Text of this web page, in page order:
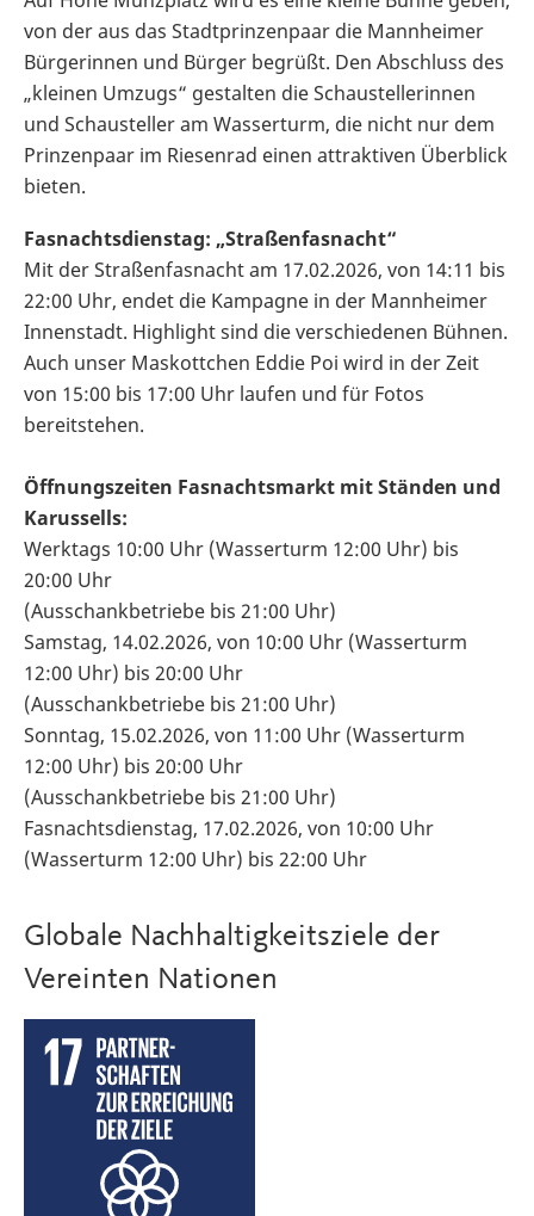
von der aus das Stadtprinzenpaar die Mannheimer
Bürgerinnen und Bürger begrüßt. Den Abschluss des
„kleinen Umzugs“ gestalten die Schaustellerinnen
und Schausteller am Wasserturm, die nicht nur dem
Prinzenpaar im Riesenrad einen attraktiven Überblick
bieten.
Fasnachtsdienstag: „Straßenfasnacht“
Mit der Straßenfasnacht am 17.02.2026, von 14:11 bis
22:00 Uhr, endet die Kampagne in der Mannheimer
Innenstadt. Highlight sind die verschiedenen Bühnen.
Auch unser Maskottchen Eddie Poi wird in der Zeit
von 15:00 bis 17:00 Uhr laufen und für Fotos
bereitstehen.
Öffnungszeiten Fasnachtsmarkt mit Ständen und
Karussells:
Werktags 10:00 Uhr (Wasserturm 12:00 Uhr) bis
20:00 Uhr
(Ausschankbetriebe bis 21:00 Uhr)
Samstag, 14.02.2026, von 10:00 Uhr (Wasserturm
12:00 Uhr) bis 20:00 Uhr
(Ausschankbetriebe bis 21:00 Uhr)
Sonntag, 15.02.2026, von 11:00 Uhr (Wasserturm
12:00 Uhr) bis 20:00 Uhr
(Ausschankbetriebe bis 21:00 Uhr)
Fasnachtsdienstag, 17.02.2026, von 10:00 Uhr
(Wasserturm 12:00 Uhr) bis 22:00 Uhr
Globale Nachhaltigkeitsziele der
Vereinten Nationen